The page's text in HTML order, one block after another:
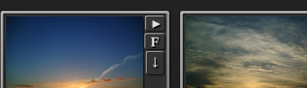
►
F
↓